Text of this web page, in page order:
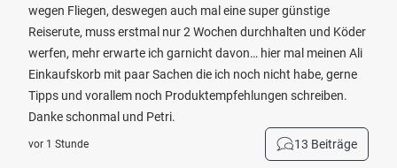
wegen Fliegen, deswegen auch mal eine super günstige
Reiserute, muss erstmal nur 2 Wochen durchhalten und Köder
werfen, mehr erwarte ich garnicht davon… hier mal meinen Ali
Einkaufskorb mit paar Sachen die ich noch nicht habe, gerne
Tipps und vorallem noch Produktempfehlungen schreiben.
Danke schonmal und Petri.
vor 1 Stunde 13 Beiträge